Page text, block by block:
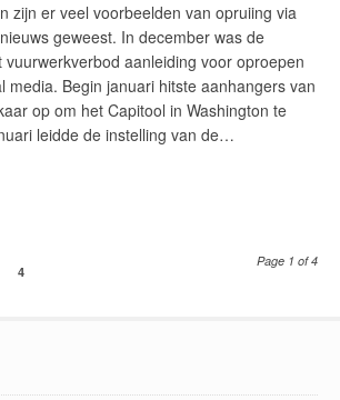
zijn er veel voorbeelden van opruiing via
geweest. In december was de
aanleiding voor oproepen
media. Begin januari hitste aanhangers van
op om het Capitool in Washington te
leidde de instelling van de…
4
Page 1 of 4